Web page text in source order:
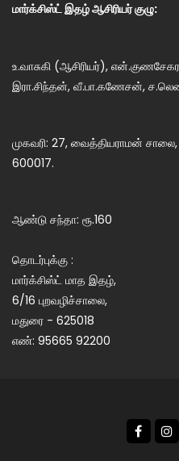
மார்க்சிஸ்ட் இதழ் ஆசிரியர் குழு:
உ.வாசுகி (ஆசிரியர்),
இரா.சிந்தன், வீ.பா.கணேசன்,
முகவரி: 27, வைத்தியராமன்
600017.
ஆண்டு சந்தா: ரூ.160
தொடர்புக்கு :
மார்க்சிஸ்ட் மாத இதழ்,
6/16 புறவழிச்சாலை,
மதுரை - 625018
எண்: 95665 92200